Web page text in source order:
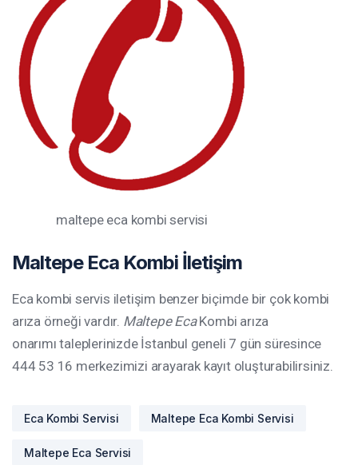
maltepe eca kombi servisi
Maltepe Eca Kombi İletişim
Eca kombi servis iletişim benzer biçimde bir çok kombi
arıza örneği vardır. Maltepe EcaKombi arıza
onarımı taleplerinizde İstanbul geneli 7 gün süresince
444 53 16 merkezimizi arayarak kayıt oluşturabilirsiniz.
Eca Kombi Servisi Maltepe Eca Kombi Servisi
Maltepe Eca Servisi